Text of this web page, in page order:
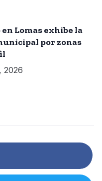
Lomas exhibe la
por zonas
2026